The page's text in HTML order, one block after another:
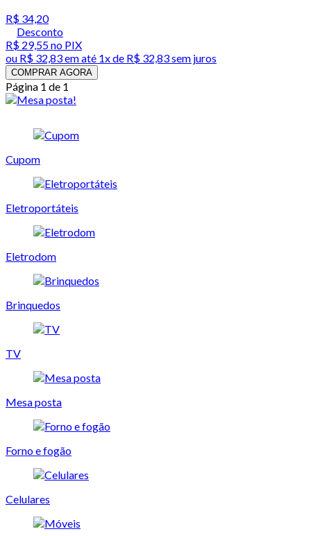
R$ 34,20
Desconto
R$ 29,55no PIX
ou R$ 32,83em até 1x de R$ 32,83sem juros
COMPRAR AGORA
Página 1 de 1
Cupom
Eletroportáteis
Eletrodom
Brinquedos
TV
Mesa posta
Forno e fogão
Celulares